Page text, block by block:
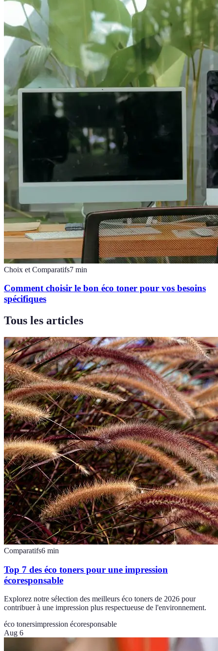
Choix et Comparatifs7 min
Comment choisir le bon éco toner pour vos besoins
spécifiques
Tous les articles
Comparatifs6 min
Top 7 des éco toners pour une impression
écoresponsable
Explorez notre sélection des meilleurs éco toners de 2026 pour
contribuer à une impression plus respectueuse de l'environnement.
éco tonersimpression écoresponsable
Aug 6